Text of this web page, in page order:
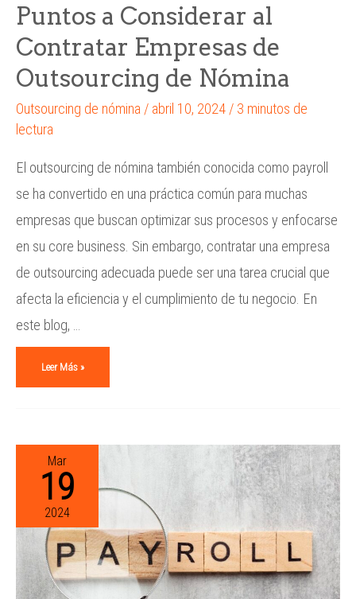
Puntos a Considerar al
Contratar Empresas de
Outsourcing de Nómina
Outsourcing de nómina / abril 10, 2024 / 3 minutos de
lectura
El outsourcing de nómina también conocida como payroll
se ha convertido en una práctica común para muchas
empresas que buscan optimizar sus procesos y enfocarse
en su core business. Sin embargo, contratar una empresa
de outsourcing adecuada puede ser una tarea crucial que
afecta la eficiencia y el cumplimiento de tu negocio. En
este blog, …
Leer Más »
Mar
19
2024